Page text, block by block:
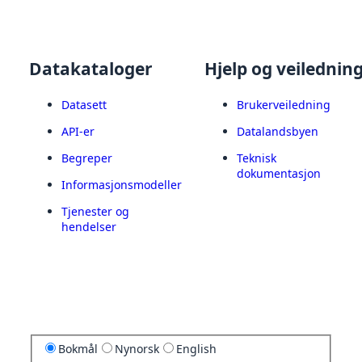
Datakataloger
Datasett
API-er
Begreper
Informasjonsmodeller
Tjenester og
hendelser
Hjelp og
Brukerveiledning
Datalandsbyen
Teknisk
dokumentasjon
Bokmål Nynorsk English